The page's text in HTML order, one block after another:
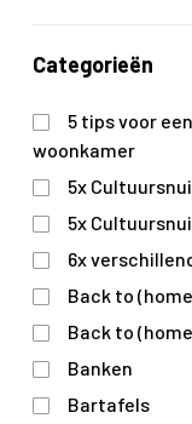
Categorieën
5 tips voor
woonkamer
5x
5x
6x
Back to
Back to
Banken
Bartafels